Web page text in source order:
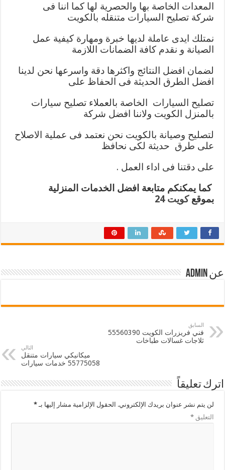
المعدات الخاصة بها والحصرية لها كما اننا فى
شركة تصليح السيارات متنقله بالكويت
نمتلك ايدى عاملة لديها خبرة ومهارة كيفية عمل
الصيانة و نقدم كافة الضمانات اللازمة
لضمان افضل النتائج واكثرها دقة واسرعها نحن لدينا
افضل الطرق الحديثة فى الحفاظ على
تصليح السيارات الخاصة بالعملاء تصليح سيارات
بالمنزل الكويت ولاننا افضل شركة
لتصليح وصيانة بالكويت نحن نعتمد فى عملية الاصلاح
على طرق حديثة لكى نحافظ
على دقتنا فى اداء العمل .
كما يمكنكم متابعة افضل الخدمات المنزلية
بموقعكويت 24
عن admin
السابق
فني فريزرات الكويت 55560390
ثلاجات غسالات طباخات
التالي
ميكانيكي سيارات متنقل
55775058 خدمات سيارات
اترك تعليقاً
لن يتم نشر عنوان بريدك الإلكتروني. الحقول الإلزامية مشار إليها بـ*
التعليق*